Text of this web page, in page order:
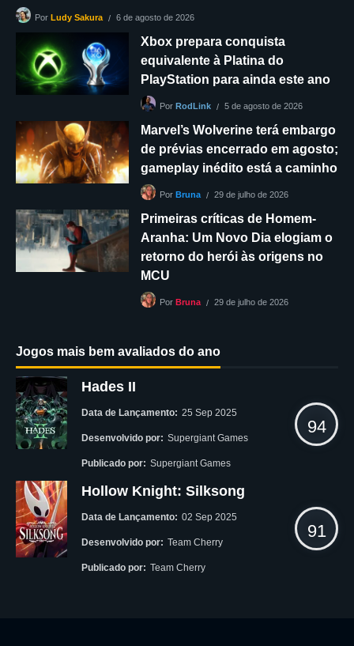
Por Ludy Sakura 6 de agosto de 2026
Xbox prepara conquista
equivalente à Platina do
PlayStation para ainda este ano
Por RodLink 5 de agosto de 2026
Marvel’s Wolverine terá embargo
de prévias encerrado em agosto;
gameplay inédito está a caminho
Por Bruna 29 de julho de 2026
Primeiras críticas de Homem-
Aranha: Um Novo Dia elogiam o
retorno do herói às origens no
MCU
Por Bruna 29 de julho de 2026
Jogos mais bem avaliados do ano
Hades II
Data de Lançamento: 25 Sep 2025
Desenvolvido por: Supergiant Games
Publicado por: Supergiant Games
94
Hollow Knight: Silksong
Data de Lançamento: 02 Sep 2025
Desenvolvido por: Team Cherry
Publicado por: Team Cherry
91